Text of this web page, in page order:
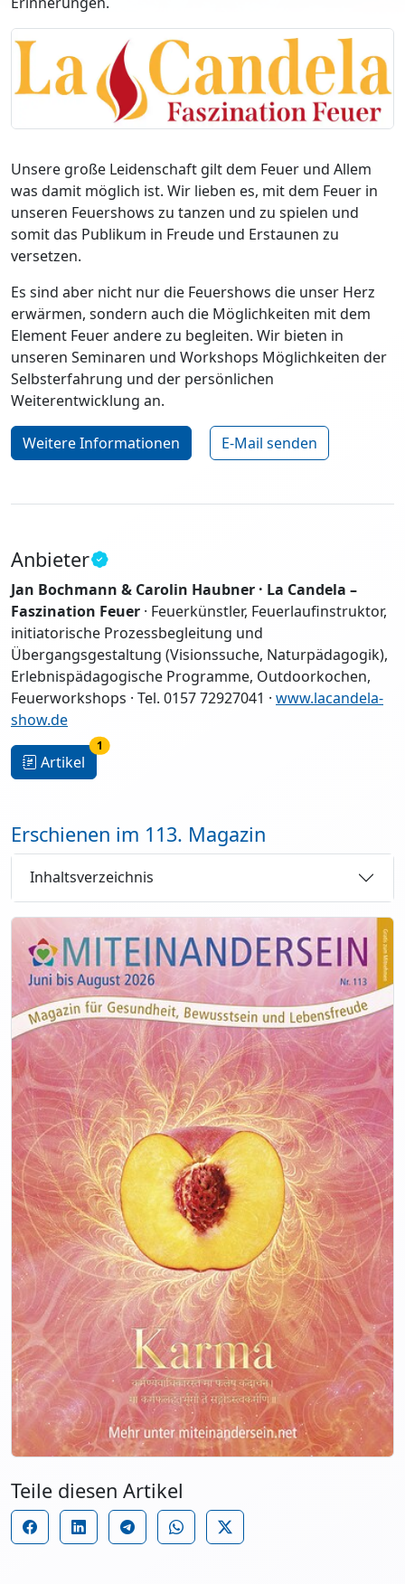
Unsere große Leidenschaft gilt dem Feuer und Allem
was damit möglich ist. Wir lieben es, mit dem Feuer in
unseren Feuershows zu tanzen und zu spielen und
somit das Publikum in Freude und Erstaunen zu
versetzen.
Es sind aber nicht nur die Feuershows die unser Herz
erwärmen, sondern auch die Möglichkeiten mit dem
Element Feuer andere zu begleiten. Wir bieten in
unseren Seminaren und Workshops Möglichkeiten der
Selbsterfahrung und der persönlichen
Weiterentwicklung an.
Weitere Informationen E-Mail senden
Anbieter
Jan Bochmann & Carolin Haubner · La Candela –
Faszination Feuer · Feuerkünstler, Feuerlaufinstruktor,
initiatorische Prozessbegleitung und
Übergangsgestaltung (Visionssuche, Naturpädagogik),
Erlebnispädagogische Programme, Outdoorkochen,
Feuerworkshops · Tel. 0157 72927041 · www.lacandela-
show.de
Artikel
1
Erschienen im 113. Magazin
Inhaltsverzeichnis
Teile diesen Artikel